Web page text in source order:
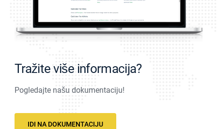
Tražite više informacija?
Pogledajte našu dokumentaciju!
IDI NA DOKUMENTACIJU